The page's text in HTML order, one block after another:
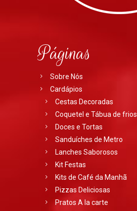
Páginas
Sobre Nós
Cardápios
Cestas Decoradas
Coquetel e Tábua de frios
Doces e Tortas
Sanduíches de Metro
Lanches Saborosos
Kit Festas
Kits de Café da Manhã
Pizzas Deliciosas
Pratos A la carte